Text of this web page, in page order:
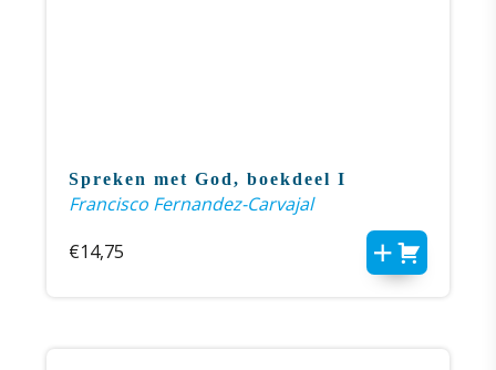
Spreken met God, boekdeel I
Francisco Fernandez-Carvajal
€14,75